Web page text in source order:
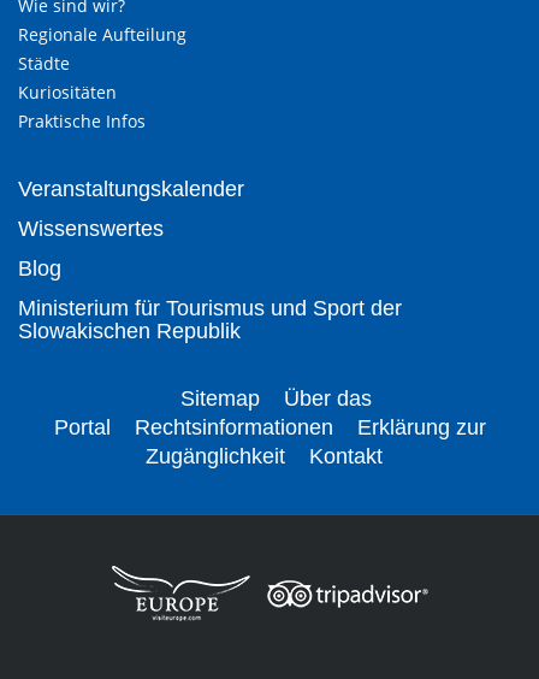
Wie sind wir?
Regionale Aufteilung
Städte
Kuriositäten
Praktische Infos
Veranstaltungskalender
Wissenswertes
Blog
Ministerium für Tourismus und Sport der
Slowakischen Republik
Sitemap
Über das
Portal
Rechtsinformationen
Erklärung zur
Zugänglichkeit
Kontakt